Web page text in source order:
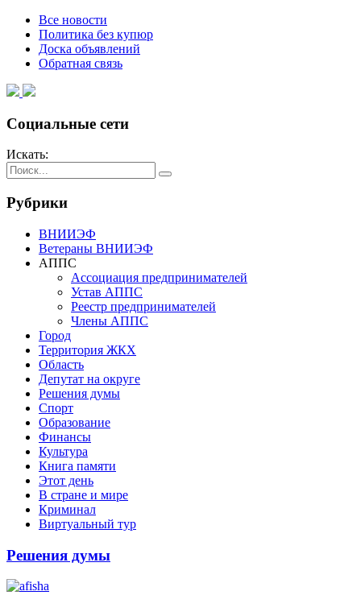
Все новости
Политика без купюр
Доска объявлений
Обратная связь
Социальные сети
Искать:
Рубрики
ВНИИЭФ
Ветераны ВНИИЭФ
АППС
Ассоциация предпринимателей
Устав АППС
Реестр предпринимателей
Члены АППС
Город
Территория ЖКХ
Область
Депутат на округе
Решения думы
Спорт
Образование
Финансы
Культура
Книга памяти
Этот день
В стране и мире
Криминал
Виртуальный тур
Решения думы